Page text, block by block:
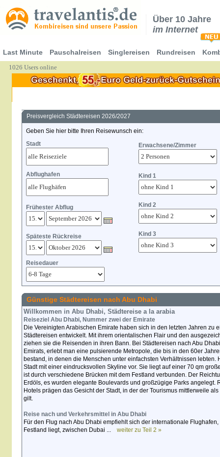
Über 10 Jahre
im Internet
Last Minute Pauschalreisen Singlereisen Rundreisen
1026 Users online
Preisvergleich Städtereisen 2026/2027
Geben Sie hier bitte Ihren Reisewunsch ein:
Stadt
Erwachsene/Zimmer
Abflughafen Kind 1
Frühester Abflug Kind 2
Späteste Rückreise Kind 3
Reisedauer
Günstige Städtereisen nach Abu Dhabi
Willkommen in Abu Dhabi, Städtereise a la arabia
Reiseziel Abu Dhabi, Nummer zwei der Emirate
Die Vereinigten Arabischen Emirate haben sich in den letzten Jahren zu
Städtereisen entwickelt. Mit ihrem orientalischen Flair und den
ziehen sie die Reisenden in ihren Bann. Bei Städtereisen nach Abu
Emirats, erlebt man eine pulsierende Metropole, die bis in den 60er
bestand, in denen die Menschen unter einfachsten Verhältnissen
Stadt mit einer eindrucksvollen Skyline vor. Sie liegt auf einer 70 qm
ist durch verschiedene Brücken mit dem Festland verbunden. Der
Erdöls, es wurden elegante Boulevards und großzügige Parks angelegt.
Hotels prägen das Gesicht der Stadt, in der der Tourismus mittlerweile
gilt.
Reise nach und Verkehrsmittel in Abu Dhabi
Für den Flug nach Abu Dhabi empfiehlt sich der internationale
Festland liegt, zwischen Dubai ... weiter zu Teil 2 »